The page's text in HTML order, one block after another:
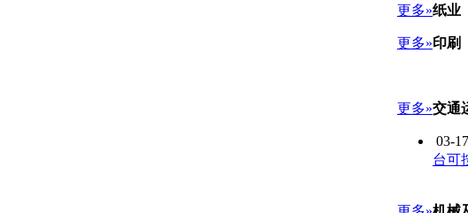
更多»纸业
更多»印刷
更多»交通
03-17
台可